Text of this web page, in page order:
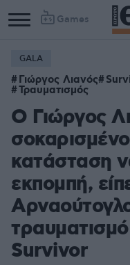
Games
GALA
Γιώργος Λιανός
Τραυματισμός
Ο Γιώργος
κατάσταση
εκπομπή,
Survivor